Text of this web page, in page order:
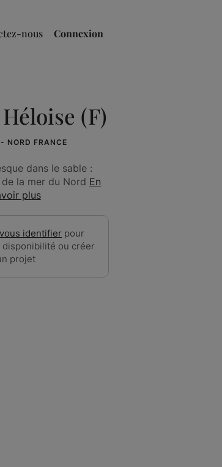
nous Connexion
(F)
NORD FRANCE
dans le sable :
la mer du Nord En
plus
vous identifier pour
disponibilité ou créer
projet